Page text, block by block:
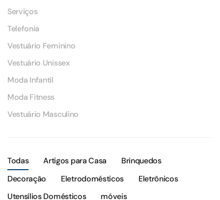
Serviços
Telefonia
Vestuário Feminino
Vestuário Unissex
Moda Infantil
Moda Fitness
Vestuário Masculino
Todas Artigos para Casa
Brinquedos
Decoração
Eletrodomésticos
Eletrônicos
Utensílios Domésticos
móveis